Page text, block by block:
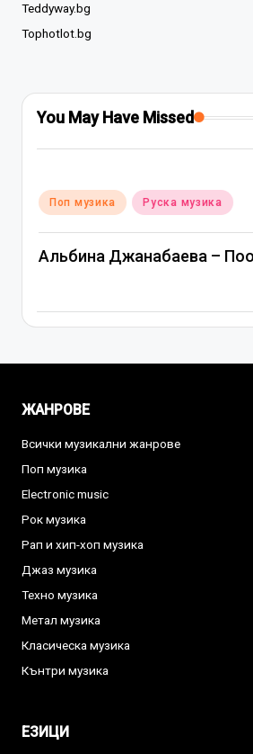
Teddyway.bg
Tophotlot.bg
You May Have Missed
Posted
in
Поп музика Руска музика
Митя Фомин и Альбина
Спасибо, сердце
ЖАНРОВЕ
Всички музикални жанрове
Поп музика
Electronic music
Рок музика
Рап и хип-хоп музика
Джаз музика
Техно музика
Метал музика
Класическа музика
Кънтри музика
ЕЗИЦИ